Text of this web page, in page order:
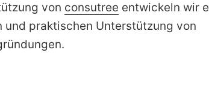
von consutree entwickeln wir
und praktischen Unterstützung von